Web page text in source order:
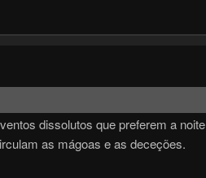
dissolutos que preferem a noite
as mágoas e as deceções.